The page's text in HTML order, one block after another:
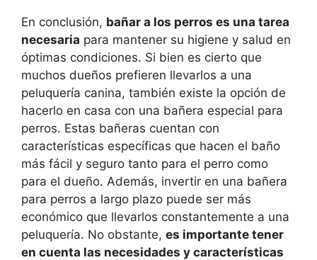
En conclusión, bañar a los perros es una tarea
necesaria para mantener su higiene y salud en
óptimas condiciones. Si bien es cierto que
muchos dueños prefieren llevarlos a una
peluquería canina, también existe la opción de
hacerlo en casa con una bañera especial para
perros. Estas bañeras cuentan con
características específicas que hacen el baño
más fácil y seguro tanto para el perro como
para el dueño. Además, invertir en una bañera
para perros a largo plazo puede ser más
económico que llevarlos constantemente a una
peluquería. No obstante, es importante tener
en cuenta las necesidades y características